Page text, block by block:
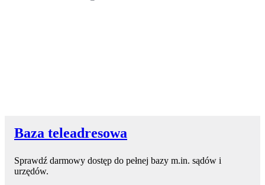
Baza teleadresowa
Sprawdź darmowy dostęp do pełnej bazy m.in. sądów i
urzędów.